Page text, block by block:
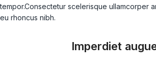
tempor.Consectetur scelerisque ullamcorper
eu rhoncus nibh.
Imperdiet